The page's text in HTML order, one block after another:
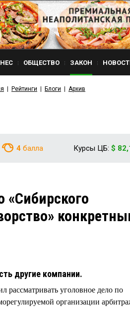
ОБЩЕСТВО ЗАКОН
Рейтинги Блоги Архив
4 балла Курсы ЦБ: $
«Сибирского
другие компании.
уголовное дело по
организации